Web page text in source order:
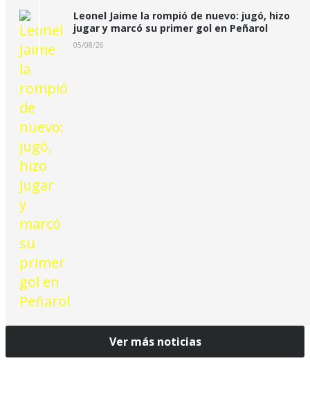
Leonel Jaime la rompió de nuevo: jugó, hizo
jugar y marcó su primer gol en Peñarol
05/08/26
Ver más noticias